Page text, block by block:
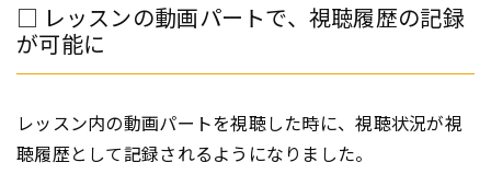
□ レッスンの動画パートで、視聴履歴の記録
が可能に
レッスン内の動画パートを視聴した時に、視聴状況が視
聴履歴として記録されるようになりました。